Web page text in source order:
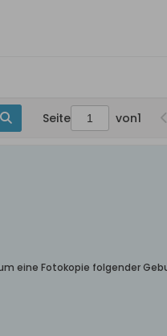
Seite von1
eine Fotokopie folgender